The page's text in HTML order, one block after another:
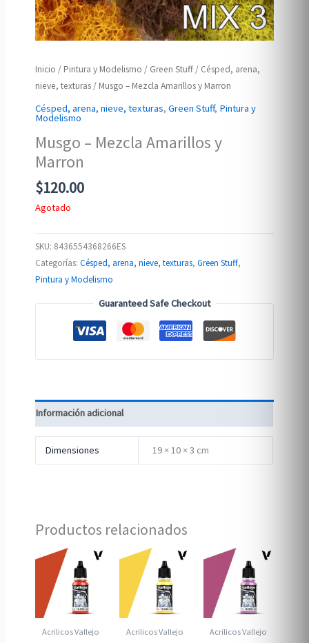
Inicio / Pintura y Modelismo / Green Stuff / Césped, arena,
nieve, texturas / Musgo – Mezcla Amarillos y Marron
Césped, arena, nieve, texturas,Green Stuff, Pintura y
Modelismo
Musgo – Mezcla Amarillos y
Marron
$120.00
Agotado
SKU: 8436554368266ES
Categorías:Césped, arena, nieve, texturas,Green Stuff,
Pintura y Modelismo
Guaranteed Safe Checkout
Información adicional
Dimensiones 19 × 10 × 3 cm
Productos relacionados
Acrilicos Vallejo Acrilicos Vallejo Acrilicos Vallejo